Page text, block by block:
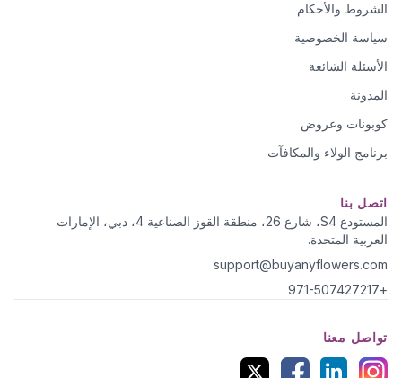
الشروط والأحكام
سياسة الخصوصية
الأسئلة الشائعة
المدونة
كوبونات وعروض
برنامج الولاء والمكافآت
اتصل بنا
المستودع S4، شارع 26، منطقة القوز الصناعية 4، دبي، الإمارات
العربية المتحدة.
support@buyanyflowers.com
+971-507427217
تواصل معنا